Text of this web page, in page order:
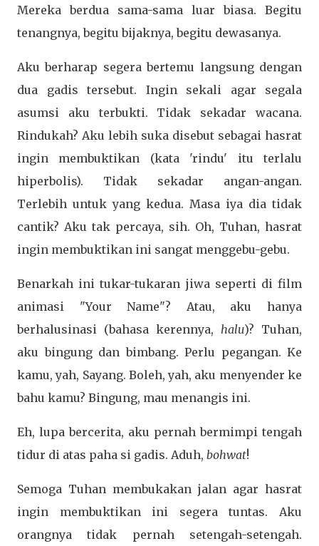
Mereka berdua sama-sama luar biasa. Begitu
tenangnya, begitu bijaknya, begitu dewasanya.
Aku berharap segera bertemu langsung dengan
dua gadis tersebut. Ingin sekali agar segala
asumsi aku terbukti. Tidak sekadar wacana.
Rindukah? Aku lebih suka disebut sebagai hasrat
ingin membuktikan (kata 'rindu' itu terlalu
hiperbolis). Tidak sekadar angan-angan.
Terlebih untuk yang kedua. Masa iya dia tidak
cantik? Aku tak percaya, sih. Oh, Tuhan, hasrat
ingin membuktikan ini sangat menggebu-gebu.
Benarkah ini tukar-tukaran jiwa seperti di film
animasi "Your Name"? Atau, aku hanya
berhalusinasi (bahasa kerennya, halu)? Tuhan,
aku bingung dan bimbang. Perlu pegangan. Ke
kamu, yah, Sayang. Boleh, yah, aku menyender ke
bahu kamu? Bingung, mau menangis ini.
Eh, lupa bercerita, aku pernah bermimpi tengah
tidur di atas paha si gadis. Aduh, bohwat!
Semoga Tuhan membukakan jalan agar hasrat
ingin membuktikan ini segera tuntas. Aku
orangnya tidak pernah setengah-setengah.